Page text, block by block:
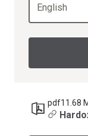
English
pdf11.68